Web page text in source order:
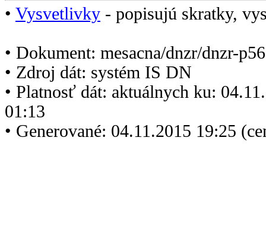
• Vysvetlivky - popisujú skratky,
• Dokument: mesacna/dnzr/dnzr-
• Zdroj dát: systém IS DN
• Platnosť dát: aktuálnych ku:
01:13
• Generované: 04.11.2015 19:25